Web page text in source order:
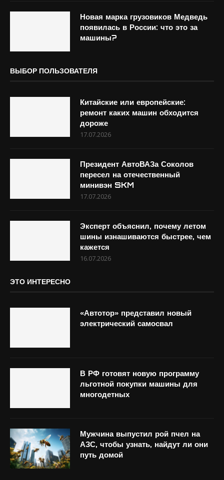
Новая марка грузовиков Медведь
появилась в России: что это за
машины?
ВЫБОР ПОЛЬЗОВАТЕЛЯ
Китайские или европейские:
ремонт каких машин обходится
дороже
17.07.2026
Президент АвтоВАЗа Соколов
пересел на отечественный
минивэн SKM
17.07.2026
Эксперт объяснил, почему летом
шины изнашиваются быстрее, чем
кажется
16.07.2026
ЭТО ИНТЕРЕСНО
«Автотор» представил новый
электрический самосвал
В РФ готовят новую программу
льготной покупки машины для
многодетных
Мужчина выпустил рой пчел на
АЗС, чтобы узнать, найдут ли они
путь домой